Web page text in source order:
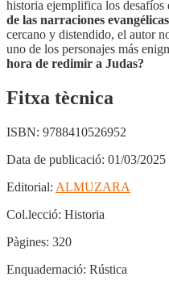
historia ejemplifica los desafíos
de las narraciones evangélicas
cercano y distendido, el autor
uno de los personajes más
hora de redimir a Judas?
Fitxa tècnica
ISBN: 9788410526952
Data de publicació: 01/03/2025
Editorial: ALMUZARA
Col.lecció: Historia
Pàgines: 320
Enquadernació: Rústica